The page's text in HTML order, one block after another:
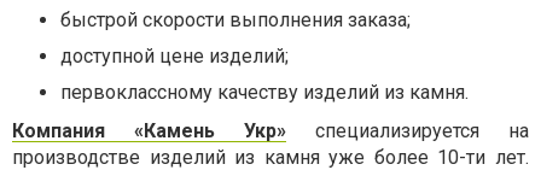
быстрой скорости выполнения заказа;
доступной цене изделий;
первоклассному качеству изделий из камня.
Компания «Камень Укр» специализируется на
производстве изделий из камня уже более 10-ти лет.